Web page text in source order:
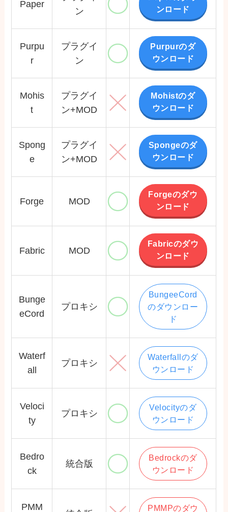
Paper
ン
ンロード
Purpu
r
プラグイ
ン
Purpurのダ
ウンロード
Mohis
t
プラグイ
ン+MOD
Mohistのダ
ウンロード
Spong
e
プラグイ
ン+MOD
Spongeのダ
ウンロード
Forge MOD
Forgeのダウ
ンロード
Fabric MOD
Fabricのダウ
ンロード
Bunge
eCord
プロキシ
BungeeCord
のダウンロー
ド
Waterf
all
プロキシ
Waterfallのダ
ウンロード
Veloci
ty
プロキシ
Velocityのダ
ウンロード
Bedro
ck
統合版
Bedrockのダ
ウンロード
PMM PMMPのダウ